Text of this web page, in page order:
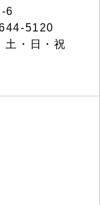
6
5120
土・日・祝